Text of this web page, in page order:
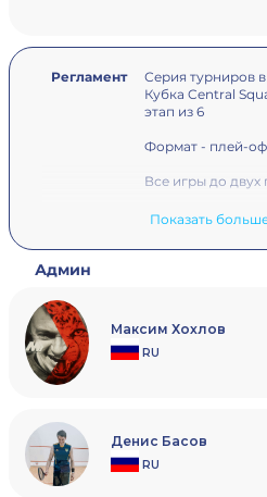
Регламент
Серия турниров
Кубка Central
этап из 6
Формат - плей-
Все игры до двух
Максимальное
Показать
Админ
Максим Хохлов
RU
Денис Басов
RU